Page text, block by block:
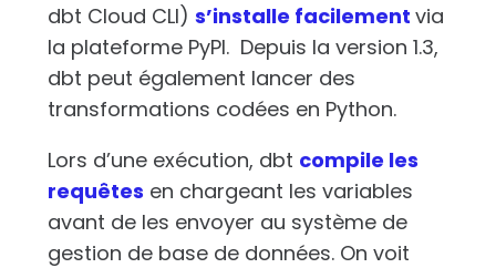
dbt Cloud CLI) s’installe facilement via
la plateforme PyPI. Depuis la version 1.3,
dbt peut également lancer des
transformations codées en Python.
Lors d’une exécution, dbt compile les
requêtes en chargeant les variables
avant de les envoyer au système de
gestion de base de données. On voit